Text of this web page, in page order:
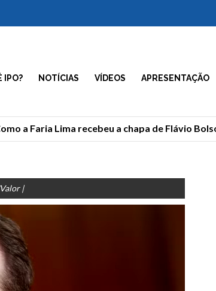
IPO? NOTÍCIAS VÍDEOS APRESENTAÇÃO
a Faria Lima recebeu a chapa de Flávio
|